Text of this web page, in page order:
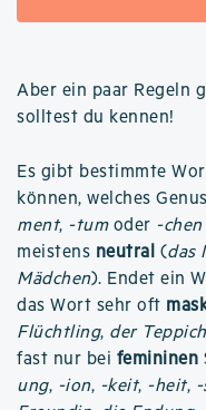
Aber ein paar Regeln
solltest du kennen!
Es gibt bestimmte
können, welches
ment, -tumoder -chen
meistens neutral (das
Mädchen). Endet ein
das Wort sehr oft
Flüchtling, der Teppich
fast nur bei femininen
ung, -ion, -keit, -heit,